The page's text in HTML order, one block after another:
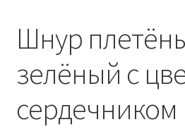
Шнур
зелёный с
сердечником